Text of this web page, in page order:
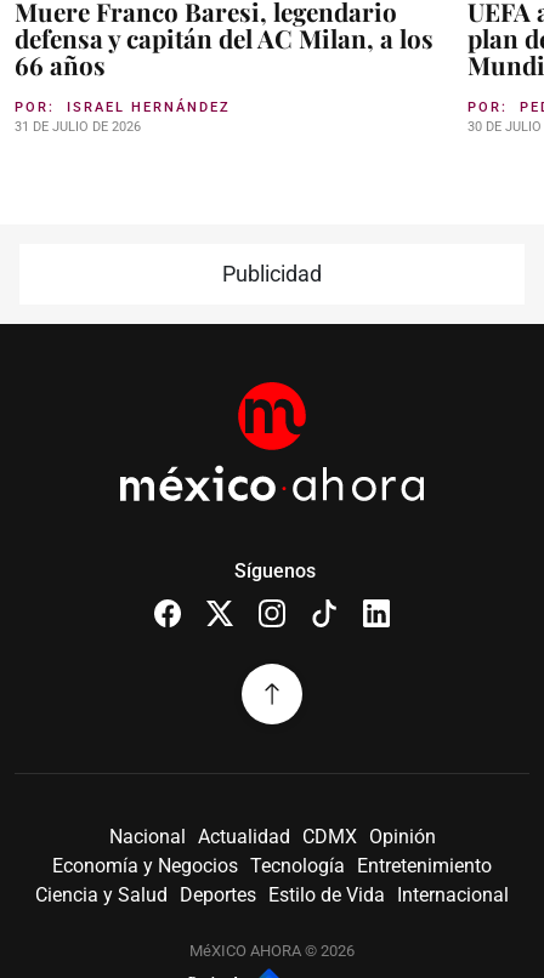
Muere Franco Baresi, legendario
defensa y capitán del AC Milan, a los
66 años
POR: ISRAEL HERNÁNDEZ
31 DE JULIO DE 2026
UEFA
plan
POR:
30 DE
Publicidad
Síguenos
Nacional Actualidad CDMX
Opinión
Economía y Negocios Tecnología
Entretenimiento
Ciencia y Salud
Deportes Estilo de Vida Internacional
MéXICO AHORA © 2026